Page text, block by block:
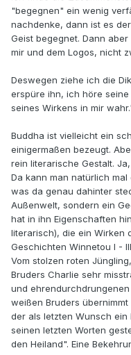
"begegnen" ein wenig
nachdenke, dann ist es
Geist begegnet. Dann
mir und dem Logos, nicht
Deswegen ziehe ich die
erspüre ihn, ich höre
seines Wirkens in mir
Buddha ist vielleicht ein
einigermaßen bezeugt.
rein literarische Gestalt.
Da kann man natürlich
was da genau dahinter
Außenwelt, sondern ein
hat in ihn Eigenschaften
literarisch), die ein Wirken
Geschichten Winnetou I -
Vom stolzen roten
Bruders Charlie sehr
und
weißen Bruders
der als letzten Wunsch
seinen letzten Worten
den Heiland". Eine